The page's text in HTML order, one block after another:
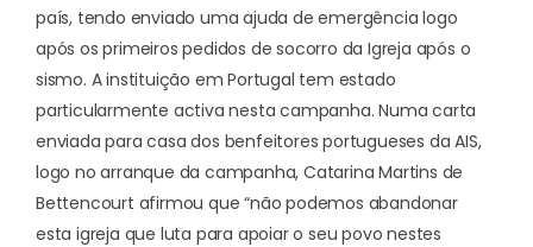
país, tendo enviado uma ajuda de emergência logo
após os primeiros pedidos de socorro da Igreja após o
sismo. A instituição em Portugal tem estado
particularmente activa nesta campanha. Numa carta
enviada para casa dos benfeitores portugueses da AIS,
logo no arranque da campanha, Catarina Martins de
Bettencourt afirmou que “não podemos abandonar
esta igreja que luta para apoiar o seu povo nestes